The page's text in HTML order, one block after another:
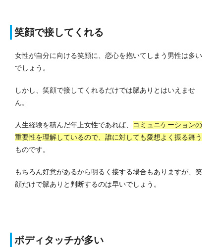
笑顔で接してくれる
女性が自分に向ける笑顔に、恋心を抱いてしまう男性は多い
でしょう。
しかし、笑顔で接してくれるだけでは脈ありとはいえませ
ん。
人生経験を積んだ年上女性であれば、
コミュニケーションの
重要性を理解しているので、誰に対しても愛想よく振る舞う
ものです。
もちろん好意があるから明るく接する場合もありますが、笑
顔だけで脈ありと判断するのは早いでしょう。
ボディタッチが多い